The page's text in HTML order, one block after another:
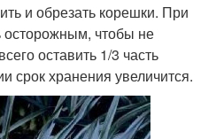
и обрезать корешки. При
осторожным, чтобы не
оставить 1/3 часть
срок хранения увеличится.